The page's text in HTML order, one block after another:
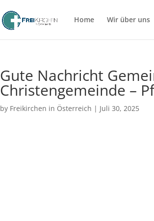
Home Wir über uns
Gute Nachricht
Christengemeinde –
by Freikirchen in Österreich | Juli 30, 2025